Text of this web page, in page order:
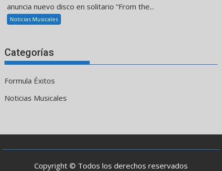
anuncia nuevo disco en solitario “From the...
Noticias Musicales
Categorías
Formula Éxitos
Noticias Musicales
Copyright © Todos los derechos reservados